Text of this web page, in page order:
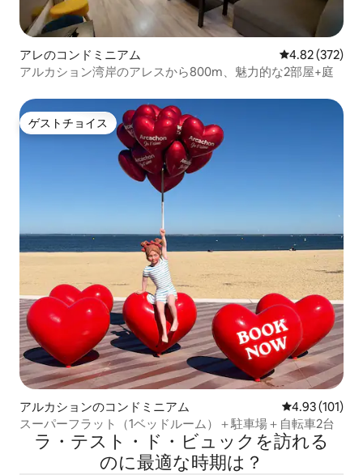
アレのコンドミニアム レビュー372
4.82 (372)
アルカション湾岸のアレスから800m、魅力的な2部屋+庭
ゲストチョイス
ゲストチョイス
アルカションのコンドミニアム レビュー101
4.93 (101)
スーパーフラット（1ベッドルーム）＋駐車場＋自転車2台
ラ・テスト・ド・ビュックを訪⁠れ⁠る
の⁠に最⁠適⁠な時⁠期⁠は⁠？